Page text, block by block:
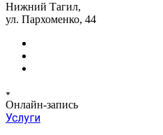
Нижний Тагил,
ул. Пархоменко, 44
Онлайн-запись
Услуги